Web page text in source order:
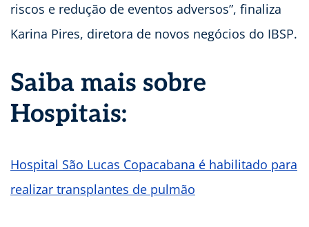
riscos e redução de eventos adversos”, finaliza
Karina Pires, diretora de novos negócios do IBSP.
Saiba mais sobre
Hospitais:
Hospital São Lucas Copacabana é habilitado para
realizar transplantes de pulmão